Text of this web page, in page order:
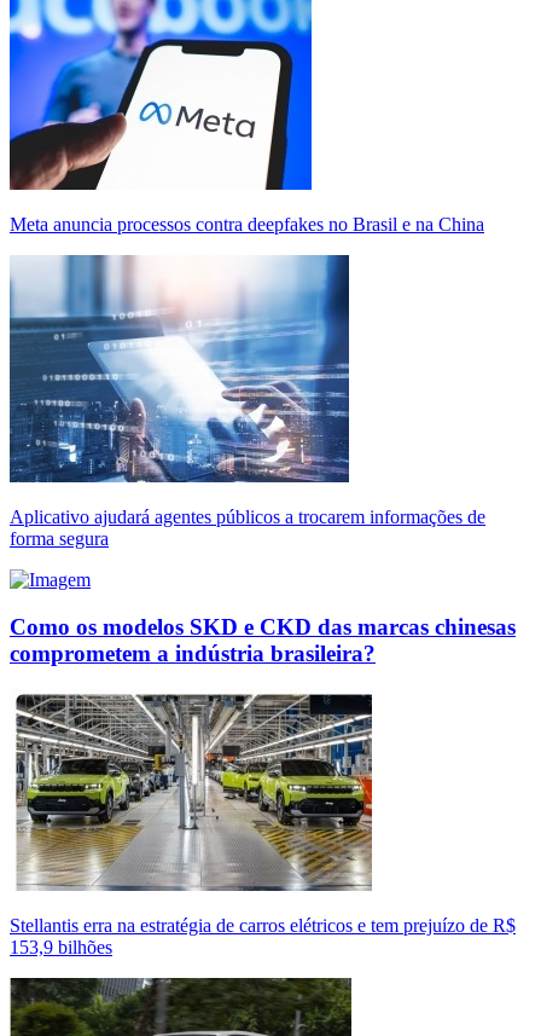
Meta anuncia processos contra deepfakes no Brasil e na China
Aplicativo ajudará agentes públicos a trocarem informações de
forma segura
Como os modelos SKD e CKD das marcas chinesas
comprometem a indústria brasileira?
Stellantis erra na estratégia de carros elétricos e tem prejuízo de R$
153,9 bilhões